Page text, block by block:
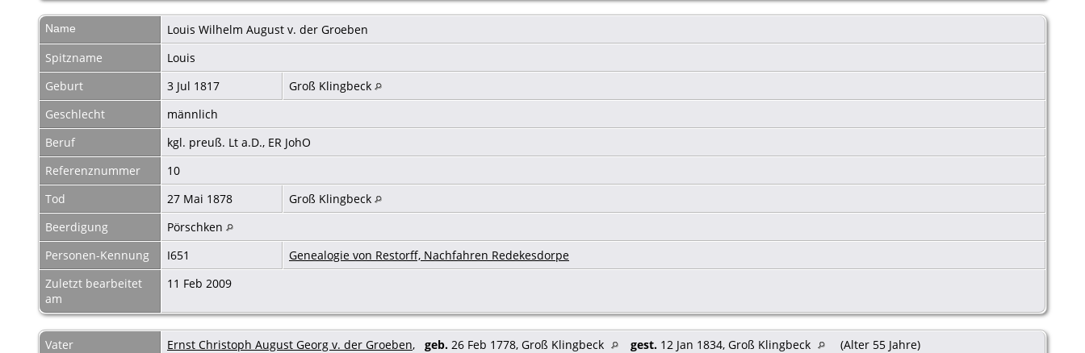
Name Louis Wilhelm August v. der Groeben
Spitzname
Louis
Geburt
3 Jul 1817
Groß Klingbeck
Geschlecht
männlich
Beruf
kgl. preuß. Lt a.D., ER JohO
Referenznummer
10
Tod
27 Mai 1878
Groß Klingbeck
Beerdigung
Pörschken
Personen-Kennung
I651
Genealogie von Restorff, Nachfahren Redekesdorpe
Zuletzt bearbeitet
am
11 Feb 2009
Vater Ernst Christoph August Georg v. der Groeben, geb. 26 Feb 1778, Groß Klingbeck gest. 12 Jan 1834, Groß Klingbeck
(Alter 55 Jahre)